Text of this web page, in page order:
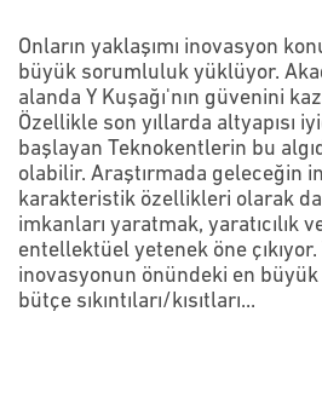
Onların yaklaşımı inovasyon
büyük sorumluluk yüklüyor.
alanda Y Kuşağı'nın güvenini
Özellikle son yıllarda altyapısı
başlayan Teknokentlerin bu
olabilir. Araştırmada geleceğin
karakteristik özellikleri olarak
imkanları yaratmak, yaratıcılık
entellektüel yetenek öne çıkıyor.
inovasyonun önündeki en
bütçe sıkıntıları/kısıtları...